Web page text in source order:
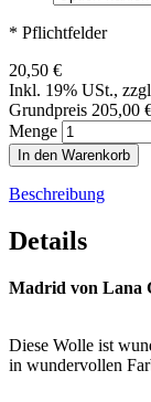
* Pflichtfelder
20,50 €
Inkl. 19% USt.,
Grundpreis 205,00
Menge
In den Warenkorb
Beschreibung
Details
Madrid von Lana
Diese Wolle ist
in wundervollen